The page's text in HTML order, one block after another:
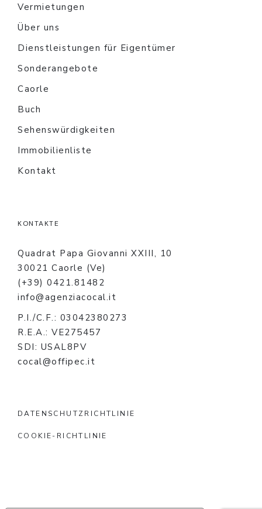
Vermietungen
Über uns
Dienstleistungen für Eigentümer
Sonderangebote
Caorle
Buch
Sehenswürdigkeiten
Immobilienliste
Kontakt
KONTAKTE
Quadrat Papa Giovanni XXIII, 10
30021 Caorle (Ve)
(+39) 0421.81482
info@agenziacocal.it
P.I./C.F.: 03042380273
R.E.A.: VE275457
SDI: USAL8PV
cocal@offipec.it
DATENSCHUTZRICHTLINIE
COOKIE-RICHTLINIE